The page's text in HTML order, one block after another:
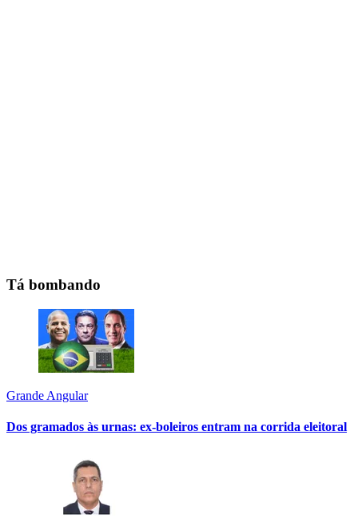
Tá bombando
Grande Angular
Dos gramados às urnas: ex-boleiros entram na corrida eleitoral